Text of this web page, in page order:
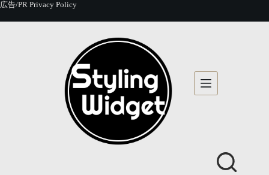
コ
広告/PR Privacy Policy